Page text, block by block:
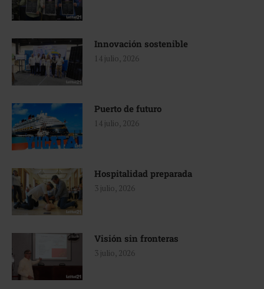
Innovación sostenible
14 julio, 2026
Puerto de futuro
14 julio, 2026
Hospitalidad preparada
3 julio, 2026
Visión sin fronteras
3 julio, 2026